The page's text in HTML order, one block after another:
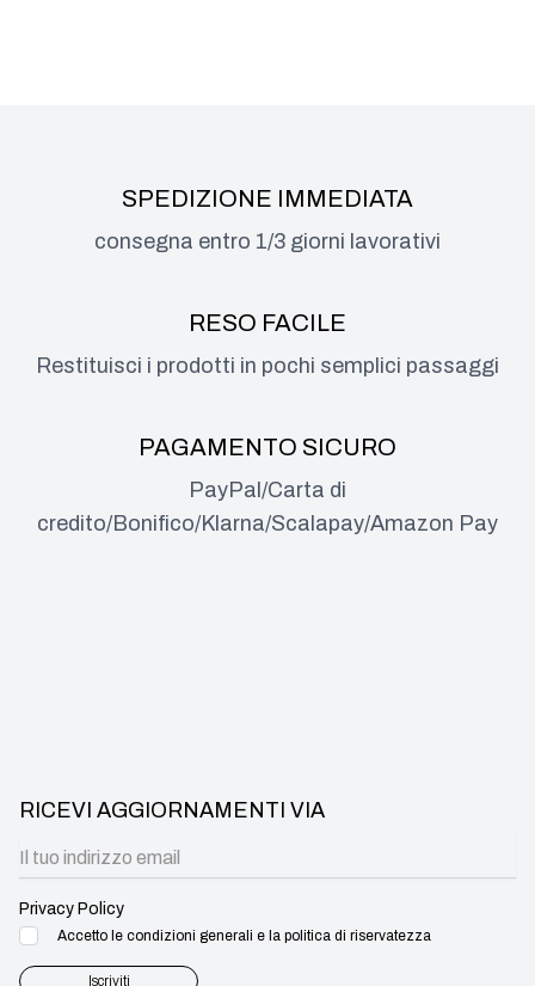
SPEDIZIONE IMMEDIATA
consegna entro 1/3 giorni lavorativi
RESO FACILE
Restituisci i prodotti in pochi semplici passaggi
PAGAMENTO SICURO
PayPal/Carta di
credito/Bonifico/Klarna/Scalapay/Amazon Pay
RICEVI AGGIORNAMENTI VIA
Privacy Policy
Accetto le condizioni generali e la politica di riservatezza
Iscriviti